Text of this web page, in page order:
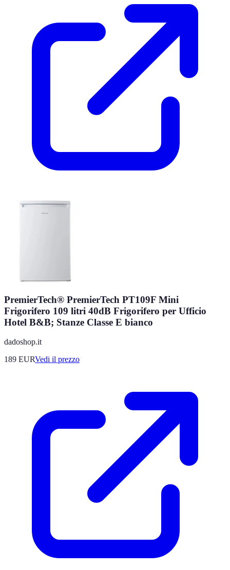
PremierTech® PremierTech PT109F Mini
Frigorifero 109 litri 40dB Frigorifero per Ufficio
Hotel B&B; Stanze Classe E bianco
dadoshop.it
189 EURVedi il prezzo